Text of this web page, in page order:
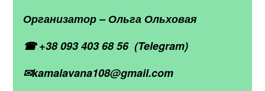
Организатор – Ольга Ольховая
☎ +38 093 403 68 56 (Telegram)
✉kamalavana108@gmail.com